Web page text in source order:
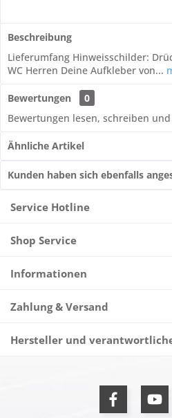
Beschreibung
Lieferumfang Hinweisschilder:
WC Herren Deine Aufkleber von...
Bewertungen
0
Bewertungen lesen, schreiben
Ähnliche Artikel
Kunden haben sich ebenfalls
Service Hotline
Shop Service
Informationen
Zahlung & Versand
Hersteller und